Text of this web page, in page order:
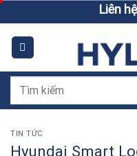
to
content
Liên hệ ngay
Tìm
TIN TỨC
Hyundai Smart